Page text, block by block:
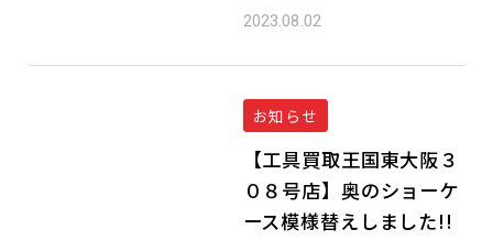
2023.08.02
お知らせ
【工具買取王国東大阪３
０８号店】奥のショーケ
ース模様替えしました!!